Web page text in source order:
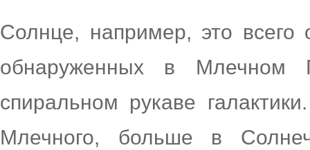
Солнце, например, это всего
обнаруженных в Млечном
спиральном рукаве
Млечного, больше в